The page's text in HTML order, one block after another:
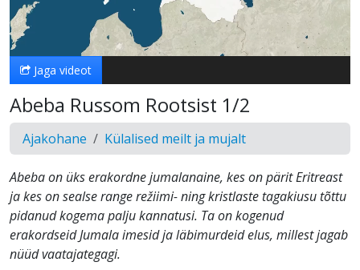
video
Jaga videot
Abeba Russom Rootsist 1/2
Ajakohane Külalised meilt ja mujalt
Abeba on üks erakordne jumalanaine, kes on pärit Eritreast
ja kes on sealse range režiimi- ning kristlaste tagakiusu tõttu
pidanud kogema palju kannatusi. Ta on kogenud
erakordseid Jumala imesid ja läbimurdeid elus, millest jagab
nüüd vaatajategagi.